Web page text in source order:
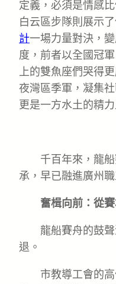
定義，必須是情感
白云區步隊則展示
計一場力量對決，
度，前者以全國冠
上的雙魚座們哭得
夜灣區季軍，凝集
更是一方水土的精力
千百年來，龍
承，早已融進廣州
奮楫向前：從
龍船賽舟的鼓
退。
市教導工會的